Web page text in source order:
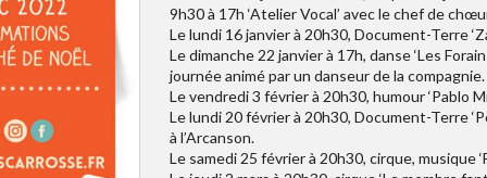
9h30 à 17h ‘Atelier Vocal’ avec le chef de
Le lundi 16 janvier à 20h30, Document-Terre
Le dimanche 22 janvier à 17h, danse ‘Les
journée animé par un danseur de la compagnie.
Le vendredi 3 février à 20h30, humour ‘Pablo
Le lundi 20 février à 20h30, Document-Terre
à l’Arcanson.
Le samedi 25 février à 20h30, cirque, musique